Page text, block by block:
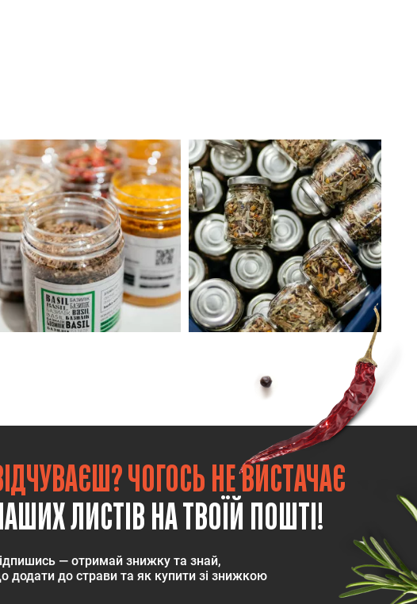
ЧОГОСЬ НЕ ВИСТАЧАЄ
ЛИСТІВ НА ТВОЇЙ ПОШТІ!
— отримай знижку та знай,
додати до страви та як купити зі знижкою